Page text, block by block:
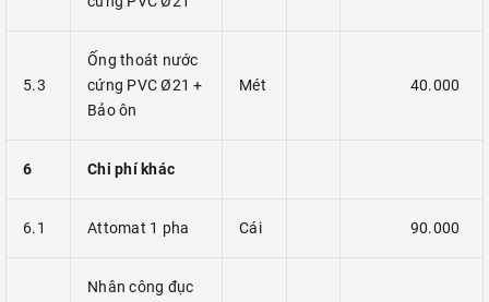
5.3
Ống thoát nước
cứng PVC Ø21 +
Bảo ôn
Mét 40.000
6 Chi phí khác
6.1 Attomat 1 pha Cái 90.000
Nhân công đục